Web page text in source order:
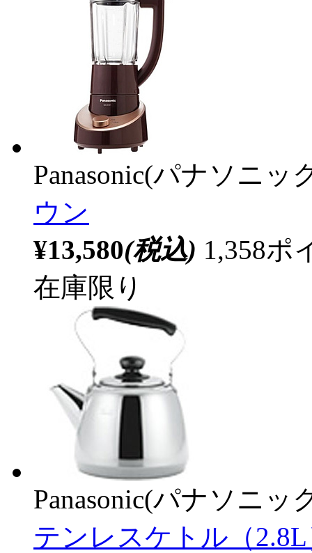
Panasonic(パナソニッ
ウン
¥13,580(税込) 1,358ポ
在庫限り
Panasonic(パナソニッ
テンレスケトル（